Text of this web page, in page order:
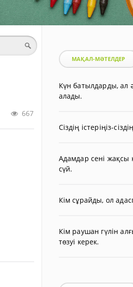
667
МАҚАЛ-МӘТЕЛДЕР
Күн батылдарды, ал
алады.
Сіздің істеріңіз-
Адамдар сені жақсы
сүй.
Кім сұрайды, ол
Кім раушан гүлін
төзуі керек.